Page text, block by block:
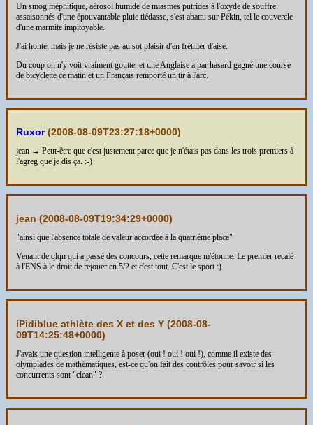
Un smog méphitique, aérosol humide de miasmes putrides à l'oxyde de souffre
assaisonnés d'une épouvantable pluie tiédasse, s'est abattu sur Pékin, tel le couvercle
d'une marmite impitoyable.
J'ai honte, mais je ne résiste pas au sot plaisir d'en frétiller d'aise.
Du coup on n'y voit vraiment goutte, et une Anglaise a par hasard gagné une course
de bicyclette ce matin et un Français remporté un tir à l'arc.
Ruxor(2008-08-09T23:27:18+0000)
jean → Peut-être que c'est justement parce que je n'étais pas dans les trois premiers à
l'agreg que je dis ça. :-)
jean (2008-08-09T19:34:29+0000)
"ainsi que l'absence totale de valeur accordée à la quatrième place"
Venant de qlqn qui a passé des concours, cette remarque m'étonne. Le premier recalé
à l'ENS à le droit de rejouer en 5/2 et c'est tout. C'est le sport :)
iPidiblue athlète des X et des Y (2008-08-
09T14:25:48+0000)
J'avais une question intelligente à poser (oui ! oui ! oui !), comme il existe des
olympiades de mathématiques, est-ce qu'on fait des contrôles pour savoir si les
concurrents sont "clean" ?